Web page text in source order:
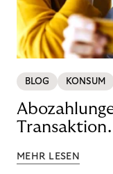
BLOG KONSUM
Transaktion.
MEHR LESEN